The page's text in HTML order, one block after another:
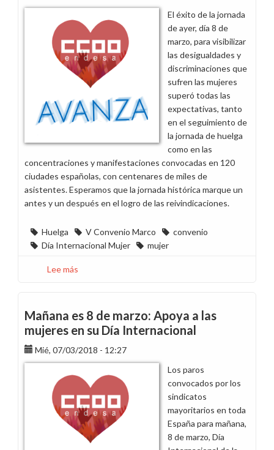
El éxito de la jornada
de ayer, día 8 de
marzo, para visibilizar
las desigualdades y
discriminaciones que
sufren las mujeres
superó todas las
expectativas, tanto
en el seguimiento de
la jornada de huelga
como en las
concentraciones y manifestaciones convocadas en 120
ciudades españolas, con centenares de miles de
asistentes. Esperamos que la jornada histórica marque un
antes y un después en el logro de las reivindicaciones.
Huelga V Convenio Marco
convenio
Día Internacional Mujer
mujer
Lee más
éxito
del
Día
Internacional
de
Mujer
y
el
convenio
Mañana es 8 de marzo: Apoya a las
mujeres en su Día Internacional
Mié, 07/03/2018 - 12:27
Los paros
convocados por los
sindicatos
mayoritarios en toda
España para mañana,
8 de marzo, Día